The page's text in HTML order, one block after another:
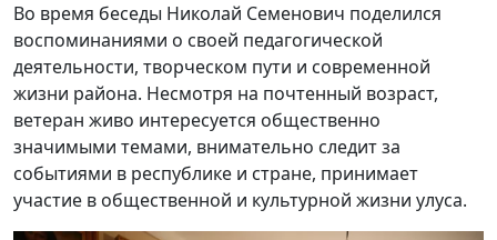
Во время беседы Николай Семенович поделился
воспоминаниями о своей педагогической
деятельности, творческом пути и современной
жизни района. Несмотря на почтенный возраст,
ветеран живо интересуется общественно
значимыми темами, внимательно следит за
событиями в республике и стране, принимает
участие в общественной и культурной жизни улуса.